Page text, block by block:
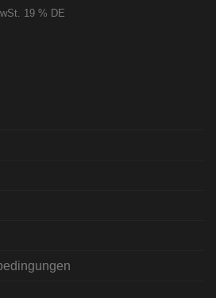
19 % DE